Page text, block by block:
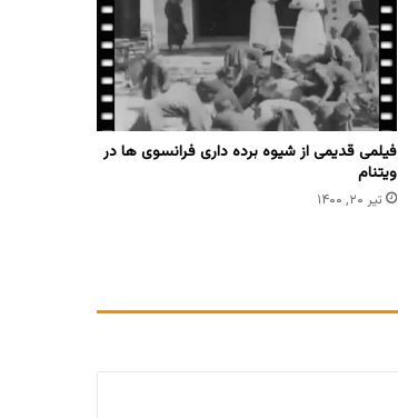
فیلمی قدیمی از شیوه برده داری فرانسوی ها در
ویتنام
تیر ۲۰, ۱۴۰۰